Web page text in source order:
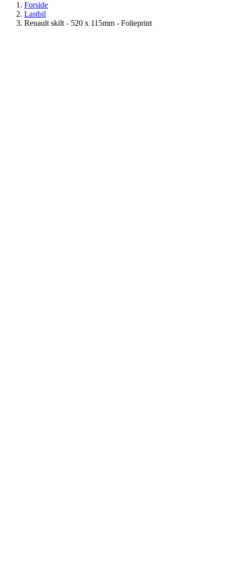
Forside
Lastbil
Renault skilt - 520 x 115mm - Folieprint